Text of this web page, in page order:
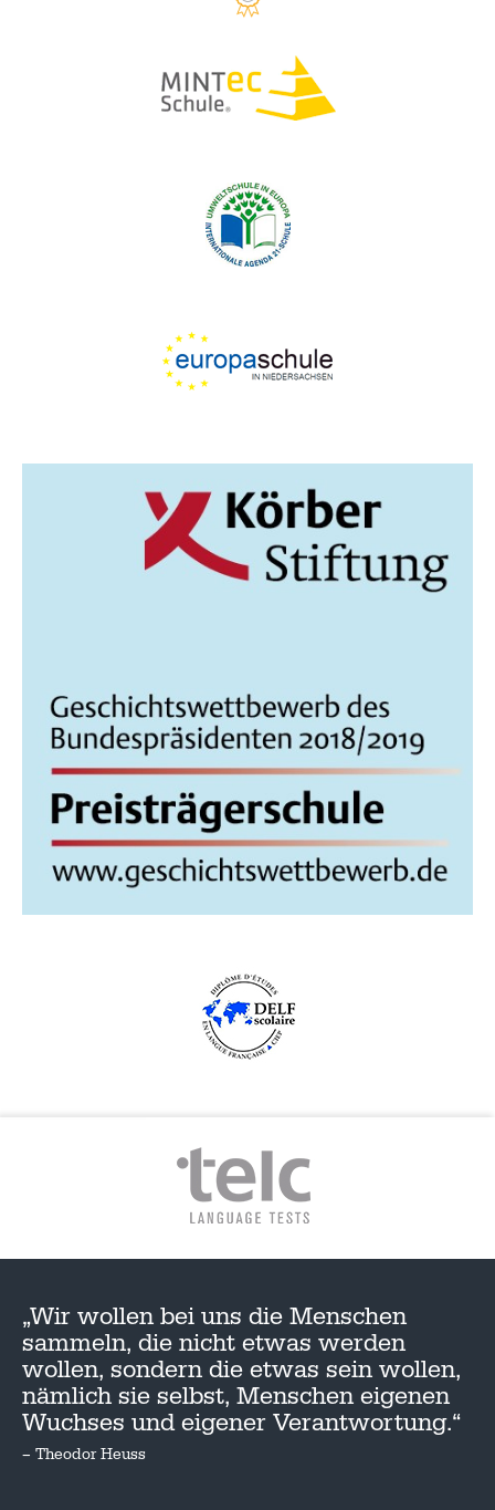
„Wir wollen bei uns die Menschen
sammeln, die nicht etwas werden
wollen, sondern die etwas sein wollen,
nämlich sie selbst, Menschen eigenen
Wuchses und eigener Verantwortung.“
– Theodor Heuss